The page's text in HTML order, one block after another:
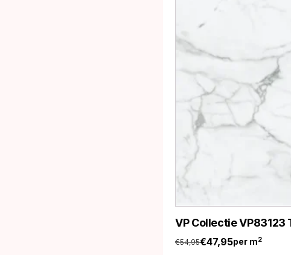
VP Collectie
€54,95
Oorspronkelijke
€47,95
Huidige
per m2